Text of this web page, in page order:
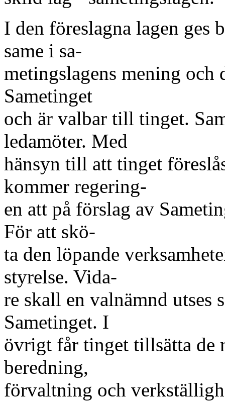
I den föreslagna lagen ges
same i sa-
metingslagens mening
Sametinget
och är valbar till tinget.
ledamöter. Med
hänsyn till att tinget
kommer regering-
en att på förslag av
För att skö-
ta den löpande
styrelse. Vida-
re skall en valnämnd
Sametinget. I
övrigt får tinget tillsätta de
beredning,
förvaltning och